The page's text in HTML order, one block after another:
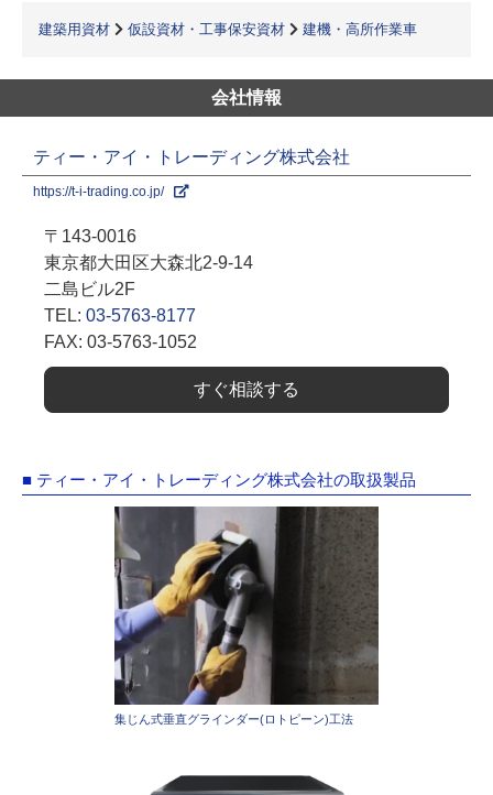
建築用資材 仮設資材・工事保安資材 建機・高所作業車
会社情報
ティー・アイ・トレーディング株式会社
https://t-i-trading.co.jp/
〒143-0016
東京都大田区大森北2-9-14
二島ビル2F
TEL: 03-5763-8177
FAX: 03-5763-1052
すぐ相談する
■ ティー・アイ・トレーディング株式会社の取扱製品
集じん式垂直グラインダー(ロトピーン)工法